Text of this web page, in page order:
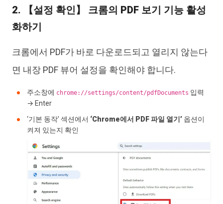
2. 【설정 확인】 크롬의 PDF 보기 기능 활성
화하기
크롬에서 PDF가 바로 다운로드되고 열리지 않는다
면 내장 PDF 뷰어 설정을 확인해야 합니다.
주소창에 chrome://settings/content/pdfDocuments 입력
→ Enter
‘기본 동작’ 섹션에서 ‘Chrome에서 PDF 파일 열기’ 옵션이
켜져 있는지 확인